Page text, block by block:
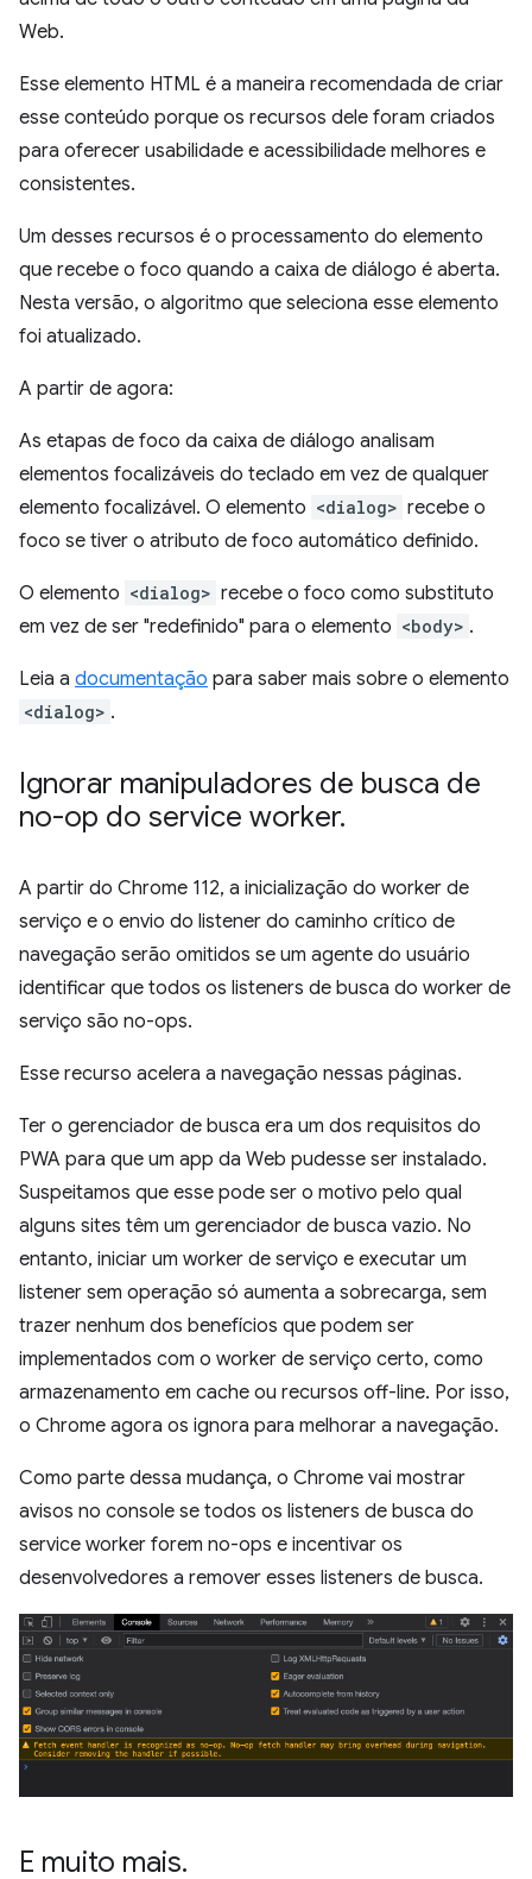
Web.
Esse elemento HTML é a maneira recomendada de criar
esse conteúdo porque os recursos dele foram criados
para oferecer usabilidade e acessibilidade melhores e
consistentes.
Um desses recursos é o processamento do elemento
que recebe o foco quando a caixa de diálogo é aberta.
Nesta versão, o algoritmo que seleciona esse elemento
foi atualizado.
A partir de agora:
As etapas de foco da caixa de diálogo analisam
elementos focalizáveis do teclado em vez de qualquer
elemento focalizável. O elemento <dialog> recebe o
foco se tiver o atributo de foco automático definido.
O elemento <dialog> recebe o foco como substituto
em vez de ser "redefinido" para o elemento <body> .
Leia a documentação para saber mais sobre o elemento
<dialog> .
Ignorar manipuladores de busca de
no-op do service worker.
A partir do Chrome 112, a inicialização do worker de
serviço e o envio do listener do caminho crítico de
navegação serão omitidos se um agente do usuário
identificar que todos os listeners de busca do worker de
serviço são no-ops.
Esse recurso acelera a navegação nessas páginas.
Ter o gerenciador de busca era um dos requisitos do
PWA para que um app da Web pudesse ser instalado.
Suspeitamos que esse pode ser o motivo pelo qual
alguns sites têm um gerenciador de busca vazio. No
entanto, iniciar um worker de serviço e executar um
listener sem operação só aumenta a sobrecarga, sem
trazer nenhum dos benefícios que podem ser
implementados com o worker de serviço certo, como
armazenamento em cache ou recursos off-line. Por isso,
o Chrome agora os ignora para melhorar a navegação.
Como parte dessa mudança, o Chrome vai mostrar
avisos no console se todos os listeners de busca do
service worker forem no-ops e incentivar os
desenvolvedores a remover esses listeners de busca.
E muito mais.